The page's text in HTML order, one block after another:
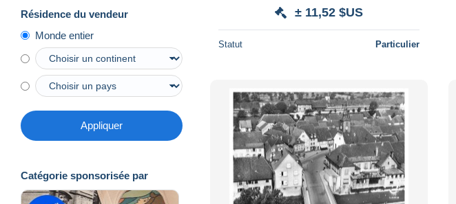
Résidence du vendeur
Monde entier
Appliquer
Catégorie sponsorisée par
± 11,52 $US
Statut Particulier